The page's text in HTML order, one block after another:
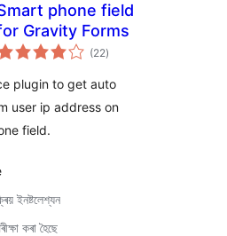
phone field
Gravity Forms
(22টা
মুঠ)
plugin to get auto
user ip address on
field.
ইনষ্টলেশ্যন
কৰা হৈছে